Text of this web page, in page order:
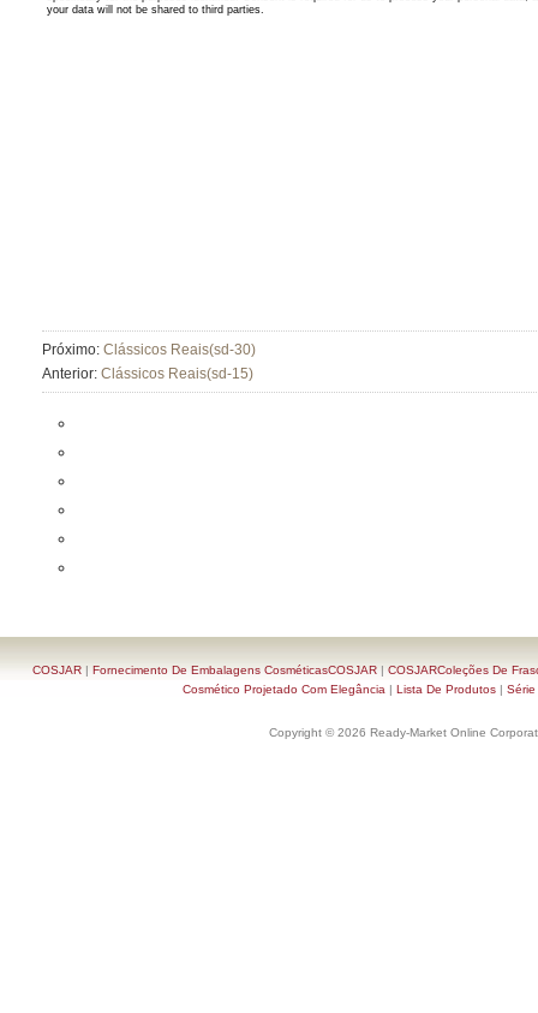
Próximo: Clássicos Reais(sd-30)
Anterior: Clássicos Reais(sd-15)
COSJAR| Fornecimento De Embalagens CosméticasCOSJAR| COSJARColeções De
Cosmético Projetado Com Elegância | Lista De Produtos | Série
Copyright © 2026 Ready-Market Online